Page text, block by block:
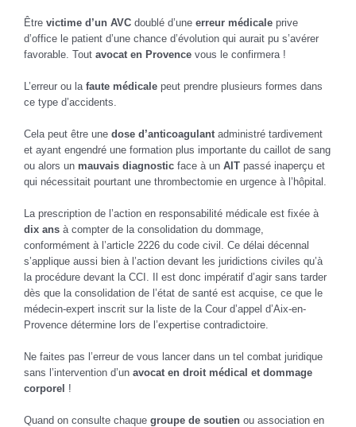
Être victime d’un AVC doublé d’une erreur médicale prive
d’office le patient d’une chance d’évolution qui aurait pu s’avérer
favorable. Tout avocat en Provence vous le confirmera !
L’erreur ou la faute médicale peut prendre plusieurs formes dans
ce type d’accidents.
Cela peut être une dose d’anticoagulant administré tardivement
et ayant engendré une formation plus importante du caillot de sang
ou alors un mauvais diagnostic face à un AIT passé inaperçu et
qui nécessitait pourtant une thrombectomie en urgence à l’hôpital.
La prescription de l’action en responsabilité médicale est fixée à
dix ans à compter de la consolidation du dommage,
conformément à l’article 2226 du code civil. Ce délai décennal
s’applique aussi bien à l’action devant les juridictions civiles qu’à
la procédure devant la CCI. Il est donc impératif d’agir sans tarder
dès que la consolidation de l’état de santé est acquise, ce que le
médecin-expert inscrit sur la liste de la Cour d’appel d’Aix-en-
Provence détermine lors de l’expertise contradictoire.
Ne faites pas l’erreur de vous lancer dans un tel combat juridique
sans l’intervention d’un avocat en droit médical et dommage
corporel !
Quand on consulte chaque groupe de soutien ou association en